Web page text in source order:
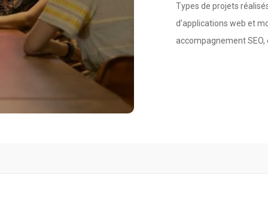
Types de projets
d’applications web et
accompagnement SEO,